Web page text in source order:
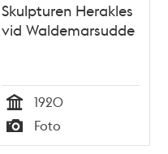
Skulpturen Herakles
vid Waldemarsudde
Tid
1920
Typ
Foto